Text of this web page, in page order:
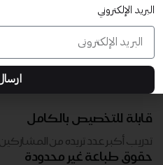
قابلة للتخصيص بالكامل
تدريب أكبر عدد تريده من
حقوق طباعة غير محدودة
البريد الإلكتروني